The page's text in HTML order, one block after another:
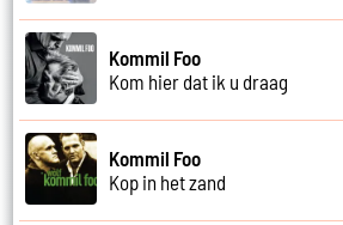
Kommil Foo
Kom hier dat ik u draag
Kommil Foo
Kop in het zand